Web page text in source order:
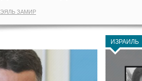
ЭЯЛЬ ЗАМИР
ИЗРАИЛЬ